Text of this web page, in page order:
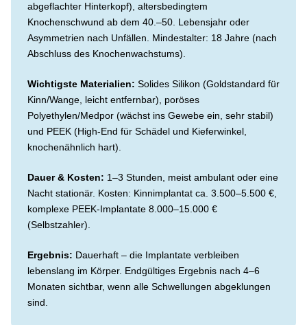
abgeflachter Hinterkopf), altersbedingtem
Knochenschwund ab dem 40.–50. Lebensjahr oder
Asymmetrien nach Unfällen. Mindestalter: 18 Jahre (nach
Abschluss des Knochenwachstums).
Wichtigste Materialien: Solides Silikon (Goldstandard für
Kinn/Wange, leicht entfernbar), poröses
Polyethylen/Medpor (wächst ins Gewebe ein, sehr stabil)
und PEEK (High-End für Schädel und Kieferwinkel,
knochenähnlich hart).
Dauer & Kosten: 1–3 Stunden, meist ambulant oder eine
Nacht stationär. Kosten: Kinnimplantat ca. 3.500–5.500 €,
komplexe PEEK-Implantate 8.000–15.000 €
(Selbstzahler).
Ergebnis: Dauerhaft – die Implantate verbleiben
lebenslang im Körper. Endgültiges Ergebnis nach 4–6
Monaten sichtbar, wenn alle Schwellungen abgeklungen
sind.